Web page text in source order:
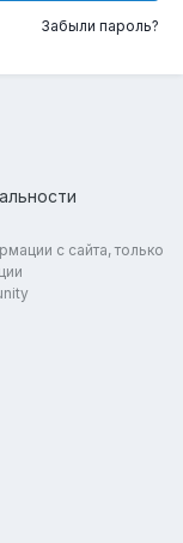
Забыли пароль?
с сайта, только